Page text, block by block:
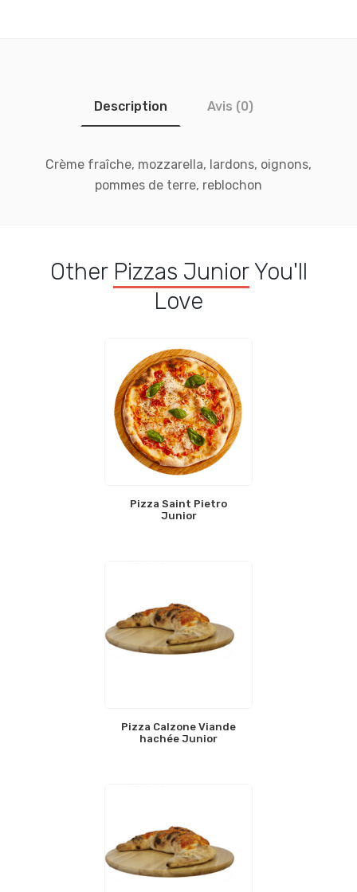
Description Avis (0)
Crème fraîche, mozzarella, lardons, oignons,
pommes de terre, reblochon
Other Pizzas JuniorYou'll
Love
Pizza Saint Pietro
Junior
Pizza Calzone Viande
hachée Junior